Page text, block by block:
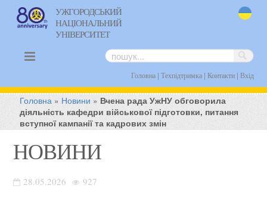
УЖГОРОДСЬКИЙ
НАЦІОНАЛЬНИЙ
УНІВЕРСИТЕТ
Головна| Техпідтримка| Контакти| Вхід
Головна » Новини » Вчена рада УжНУ обговорила
діяльність кафедри військової підготовки, питання
вступної кампанії та кадрових змін
НОВИНИ
28.05.2026 927